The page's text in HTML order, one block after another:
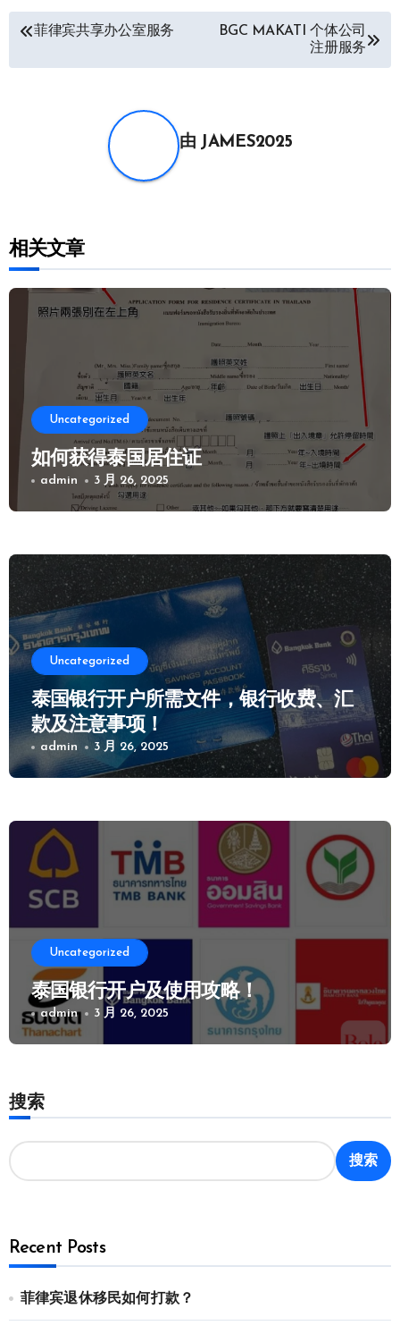
文 菲律宾共享办公室服务
BGC MAKATI 个体公司
注册服务
由 JAMES2025
相关文章
Uncategorized
如何获得泰国居住证
admin 3 月 26, 2025
Uncategorized
泰国银行开户所需文件，银行收费、汇
款及注意事项！
admin 3 月 26, 2025
Uncategorized
泰国银行开户及使用攻略！
admin 3 月 26, 2025
搜索
搜索
Recent Posts
菲律宾退休移民如何打款？